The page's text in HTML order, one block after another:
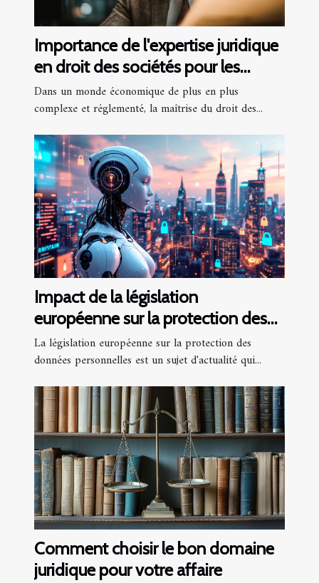
Importance de l'expertise juridique
en droit des sociétés pour les
entreprises
Dans un monde économique de plus en plus
complexe et réglementé, la maîtrise du droit des...
Impact de la législation
européenne sur la protection des
données personnelles
La législation européenne sur la protection des
données personnelles est un sujet d'actualité qui...
Comment choisir le bon domaine
juridique pour votre affaire